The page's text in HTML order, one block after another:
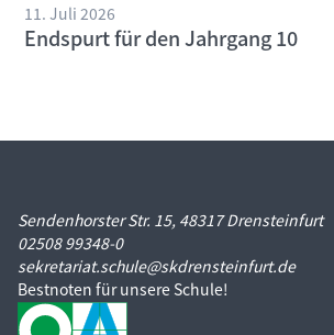
11. Juli 2026
Endspurt für den Jahrgang 10
Sendenhorster Str. 15, 48317 Drensteinfurt
02508 99348-0
sekretariat.schule@skdrensteinfurt.de
Bestnoten für unsere Schule!